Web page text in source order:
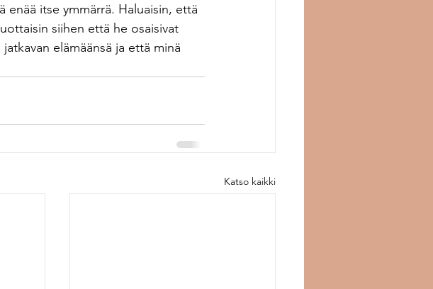
enää itse ymmärrä. Haluaisin, että
siihen että he osaisivat
elämäänsä ja että minä
Katso kaikki